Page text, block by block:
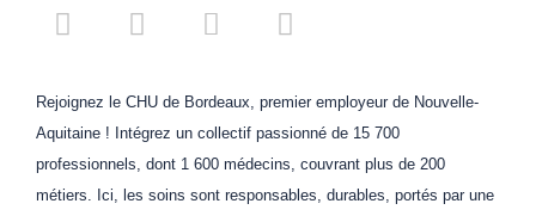
Rejoignez le CHU de Bordeaux, premier employeur de Nouvelle-
Aquitaine ! Intégrez un collectif passionné de 15 700
professionnels, dont 1 600 médecins, couvrant plus de 200
métiers. Ici, les soins sont responsables, durables, portés par une